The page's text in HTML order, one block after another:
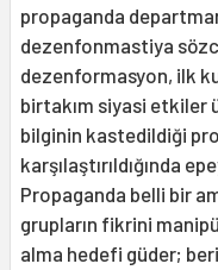
propaganda
dezenfonmastiya
dezenformasyon, ilk
birtakım siyasi
bilginin kastedildiği
karşılaştırıldığında
Propaganda belli bir
grupların fikrini
alma hedefi güder; beri